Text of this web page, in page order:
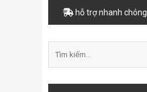
hỗ trợ nhanh chóng
kiếm: